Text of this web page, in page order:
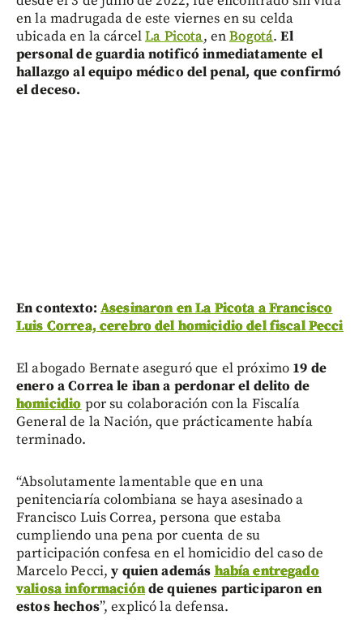
en la madrugada de este viernes en su celda
ubicada en la cárcelLa Picota, enBogotá. El
personal de guardia notificó inmediatamente el
hallazgo al equipo médico del penal, que confirmó
el deceso.
En contexto: Asesinaron en La Picota a Francisco
Luis Correa, cerebro del homicidio del fiscal Pecci
El abogado Bernate aseguró que el próximo 19 de
enero a Correa le iban a perdonar el delito de
homicidio por su colaboración con la Fiscalía
General de la Nación, que prácticamente había
terminado.
“Absolutamente lamentable que en una
penitenciaría colombiana se haya asesinado a
Francisco Luis Correa, persona que estaba
cumpliendo una pena por cuenta de su
participación confesa en el homicidio del caso de
Marcelo Pecci, y quien además había entregado
valiosa informaciónde quienes participaron en
estos hechos”, explicó la defensa.